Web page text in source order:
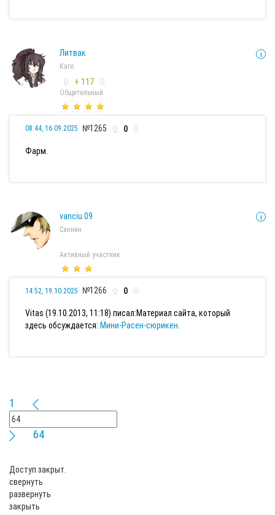
Литвак
Каге
+ 117
Общительный
08:44, 16.09.2025 №1265 0
Фарм.
vanciu.09
Саннин
Активный участник
14:52, 19.10.2025 №1266 0
Vitas (19.10.2013, 11:18) писал:Материал сайта, который
здесь обсуждается: Мини-Расен-сюрикен
1
64
Доступ закрыт.
свернуть
развернуть
закрыть